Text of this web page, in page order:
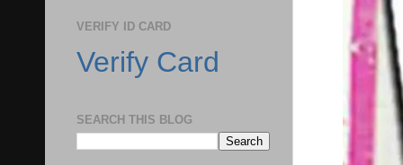
VERIFY ID CARD
Verify Card
SEARCH THIS BLOG